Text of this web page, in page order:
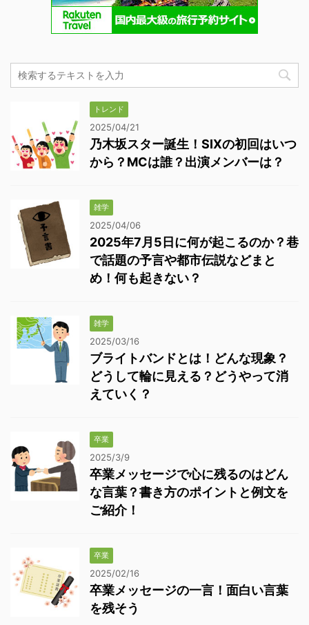
トレンド
2025/04/21
乃木坂スター誕生！SIXの初回はいつ
から？MCは誰？出演メンバーは？
雑学
2025/04/06
2025年7月5日に何が起こるのか？巷
で話題の予言や都市伝説などまと
め！何も起きない？
雑学
2025/03/16
ブライトバンドとは！どんな現象？
どうして輪に見える？どうやって消
えていく？
卒業
2025/3/9
卒業メッセージで心に残るのはどん
な言葉？書き方のポイントと例文を
ご紹介！
卒業
2025/02/16
卒業メッセージの一言！面白い言葉
を残そう